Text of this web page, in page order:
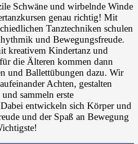
Schwäne und wirbelnde Winde
genau richtig! Mit
Tanztechniken schulen
und Bewegungsfreude.
kreativem Kindertanz und
die Älteren kommen dann
und Ballettübungen dazu. Wir
Achten, gestalten
sammeln erste
entwickeln sich Körper und
und der Spaß an Bewegung